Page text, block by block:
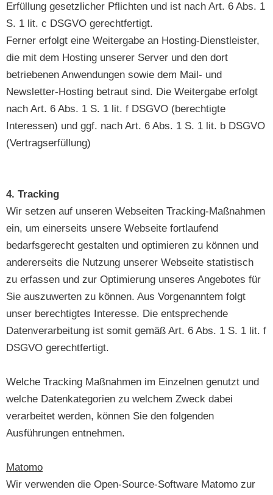
Erfüllung gesetzlicher Pflichten und ist nach Art. 6 Abs. 1
S. 1 lit. c DSGVO gerechtfertigt.
Ferner erfolgt eine Weitergabe an Hosting-Dienstleister,
die mit dem Hosting unserer Server und den dort
betriebenen Anwendungen sowie dem Mail- und
Newsletter-Hosting betraut sind. Die Weitergabe erfolgt
nach Art. 6 Abs. 1 S. 1 lit. f DSGVO (berechtigte
Interessen) und ggf. nach Art. 6 Abs. 1 S. 1 lit. b DSGVO
(Vertragserfüllung)
4. Tracking
Wir setzen auf unseren Webseiten Tracking-Maßnahmen
ein, um einerseits unsere Webseite fortlaufend
bedarfsgerecht gestalten und optimieren zu können und
andererseits die Nutzung unserer Webseite statistisch
zu erfassen und zur Optimierung unseres Angebotes für
Sie auszuwerten zu können. Aus Vorgenanntem folgt
unser berechtigtes Interesse. Die entsprechende
Datenverarbeitung ist somit gemäß Art. 6 Abs. 1 S. 1 lit. f
DSGVO gerechtfertigt.
Welche Tracking Maßnahmen im Einzelnen genutzt und
welche Datenkategorien zu welchem Zweck dabei
verarbeitet werden, können Sie den folgenden
Ausführungen entnehmen.
Matomo
Wir verwenden die Open-Source-Software Matomo zur